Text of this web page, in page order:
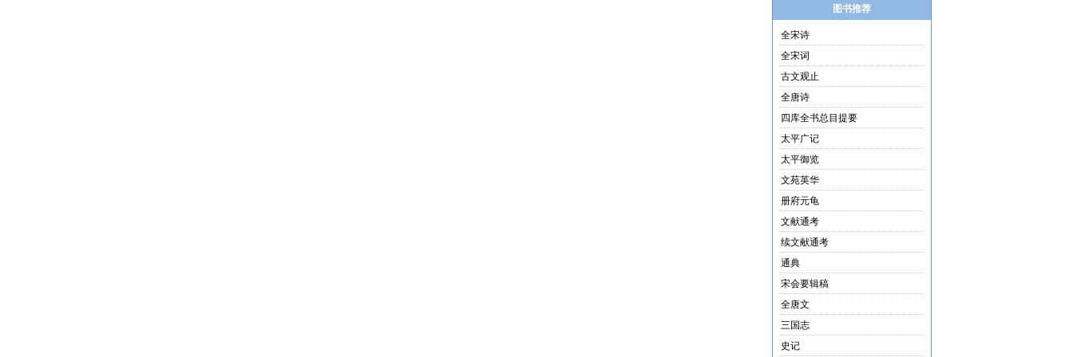
图书推荐
全宋诗
全宋词
古文观止
全唐诗
四库全书总目提要
太平广记
太平御览
文苑英华
册府元龟
文献通考
续文献通考
通典
宋会要辑稿
全唐文
三国志
史记